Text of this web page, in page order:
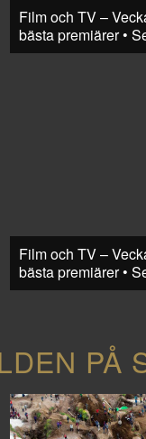
Film och TV –
bästa premiärer •
Film och TV –
bästa premiärer •
PÅ